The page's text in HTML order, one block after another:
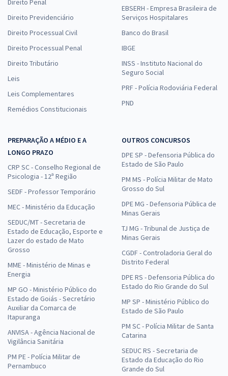
Direito Penal
Direito Previdenciário
Direito Processual Civil
Direito Processual Penal
Direito Tributário
Leis
Leis Complementares
Remédios Constitucionais
EBSERH - Empresa Brasileira de
Serviços Hospitalares
Banco do Brasil
IBGE
INSS - Instituto Nacional do
Seguro Social
PRF - Polícia Rodoviária Federal
PND
PREPARAÇÃO A MÉDIO E A
LONGO PRAZO
CRP SC - Conselho Regional de
Psicologia - 12ª Região
SEDF - Professor Temporário
MEC - Ministério da Educação
SEDUC/MT - Secretaria de
Estado de Educação, Esporte e
Lazer do estado de Mato
Grosso
MME - Ministério de Minas e
Energia
MP GO - Ministério Público do
Estado de Goiás - Secretário
Auxiliar da Comarca de
Itapuranga
ANVISA - Agência Nacional de
Vigilância Sanitária
PM PE - Polícia Militar de
Pernambuco
OUTROS CONCURSOS
DPE SP - Defensoria Pública do
Estado de São Paulo
PM MS - Polícia Militar de Mato
Grosso do Sul
DPE MG - Defensoria Pública de
Minas Gerais
TJ MG - Tribunal de Justiça de
Minas Gerais
CGDF - Controladoria Geral do
Distrito Federal
DPE RS - Defensoria Pública do
Estado do Rio Grande do Sul
MP SP - Ministério Público do
Estado de São Paulo
PM SC - Polícia Militar de Santa
Catarina
SEDUC RS - Secretaria de
Estado da Educação do Rio
Grande do Sul